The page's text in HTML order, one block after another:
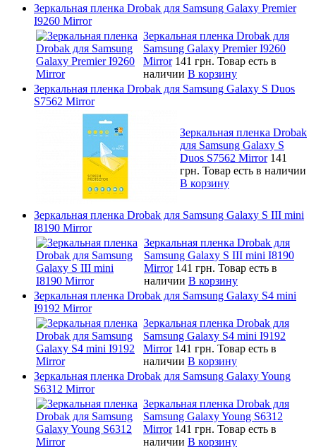
Зеркальная пленка Drobak для Samsung Galaxy Premier
I9260 Mirror
Зеркальная пленка Drobak для
Samsung Galaxy Premier I9260
Mirror 141 грн. Товар есть в
наличии В корзину
Зеркальная пленка Drobak для Samsung Galaxy S Duos
S7562 Mirror
Зеркальная пленка Drobak
для Samsung Galaxy S
Duos S7562 Mirror 141
грн. Товар есть в наличии
В корзину
Зеркальная пленка Drobak для Samsung Galaxy S III mini
I8190 Mirror
Зеркальная пленка Drobak для
Samsung Galaxy S III mini I8190
Mirror 141 грн. Товар есть в
наличии В корзину
Зеркальная пленка Drobak для Samsung Galaxy S4 mini
I9192 Mirror
Зеркальная пленка Drobak для
Samsung Galaxy S4 mini I9192
Mirror 141 грн. Товар есть в
наличии В корзину
Зеркальная пленка Drobak для Samsung Galaxy Young
S6312 Mirror
Зеркальная пленка Drobak для
Samsung Galaxy Young S6312
Mirror 141 грн. Товар есть в
наличии В корзину